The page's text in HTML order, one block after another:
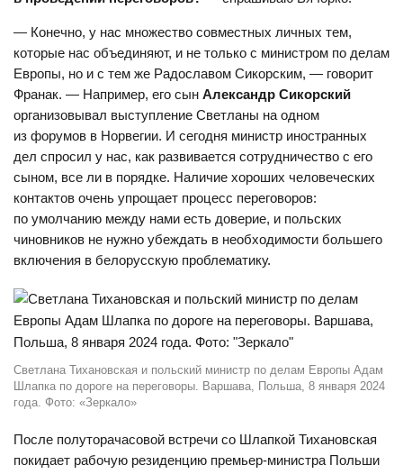
— Конечно, у нас множество совместных личных тем,
которые нас объединяют, и не только с министром по делам
Европы, но и с тем же Радославом Сикорским, — говорит
Франак. — Например, его сын Александр Сикорский
организовывал выступление Светланы на одном
из форумов в Норвегии. И сегодня министр иностранных
дел спросил у нас, как развивается сотрудничество с его
сыном, все ли в порядке. Наличие хороших человеческих
контактов очень упрощает процесс переговоров:
по умолчанию между нами есть доверие, и польских
чиновников не нужно убеждать в необходимости большего
включения в белорусскую проблематику.
Светлана Тихановская и польский министр по делам Европы Адам
Шлапка по дороге на переговоры. Варшава, Польша, 8 января 2024
года. Фото: «Зеркало»
После полуторачасовой встречи со Шлапкой Тихановская
покидает рабочую резиденцию премьер-министра Польши